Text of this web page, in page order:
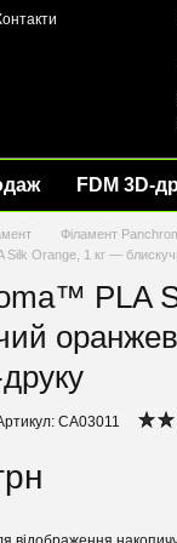
FDM 3D-
Філамент
Orange, 1 кг —
PLA
CA03011